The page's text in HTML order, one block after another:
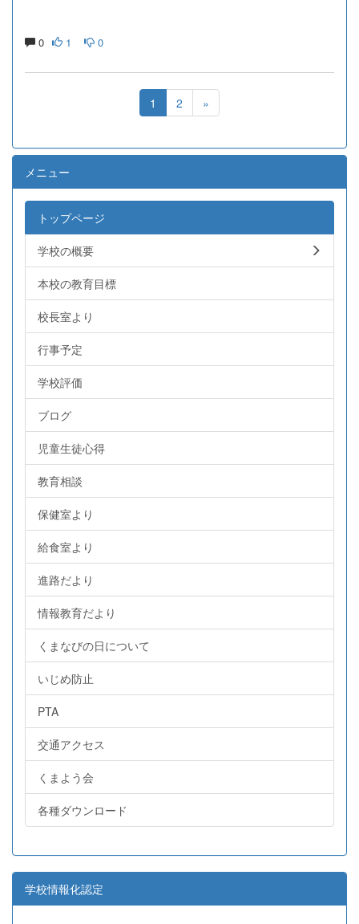
0 1 0
1 2 »
メニュー
トップページ
学校の概要
本校の教育目標
校長室より
行事予定
学校評価
ブログ
児童生徒心得
教育相談
保健室より
給食室より
進路だより
情報教育だより
くまなびの日について
いじめ防止
PTA
交通アクセス
くまよう会
各種ダウンロード
学校情報化認定